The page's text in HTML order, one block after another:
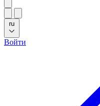
ru
Войти